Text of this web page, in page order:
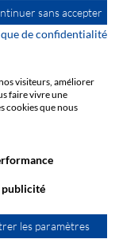
sans accepter
de confidentialité
visiteurs, améliorer
faire vivre une
cookies que nous
publicité
les paramètres